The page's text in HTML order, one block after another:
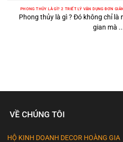
PHONG THỦY LÀ GÌ? 2 TRIẾT LÝ VẬN DỤNG ĐƠN
Phong thủy là gì ? Đó không chỉ là
gian mà
VỀ CHÚNG TÔI
HỘ KINH DOANH DECOR HOÀNG GIA